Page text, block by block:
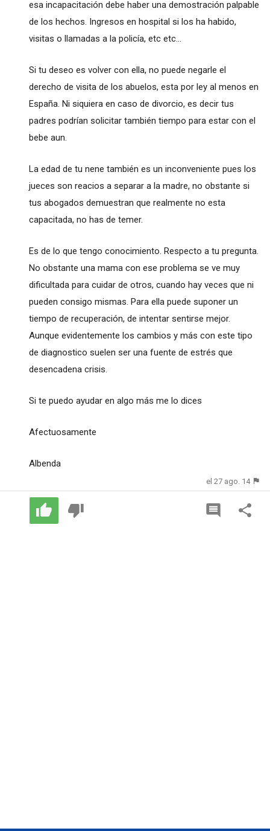
esa incapacitación debe haber una demostración palpable
de los hechos. Ingresos en hospital si los ha habido,
visitas o llamadas a la policía, etc etc...
Si tu deseo es volver con ella, no puede negarle el
derecho de visita de los abuelos, esta por ley al menos en
España. Ni siquiera en caso de divorcio, es decir tus
padres podrían solicitar también tiempo para estar con el
bebe aun.
La edad de tu nene también es un inconveniente pues los
jueces son reacios a separar a la madre, no obstante si
tus abogados demuestran que realmente no esta
capacitada, no has de temer.
Es de lo que tengo conocimiento. Respecto a tu pregunta.
No obstante una mama con ese problema se ve muy
dificultada para cuidar de otros, cuando hay veces que ni
pueden consigo mismas. Para ella puede suponer un
tiempo de recuperación, de intentar sentirse mejor.
Aunque evidentemente los cambios y más con este tipo
de diagnostico suelen ser una fuente de estrés que
desencadena crisis.
Si te puedo ayudar en algo más me lo dices
Afectuosamente
Albenda
el 27 ago. 14